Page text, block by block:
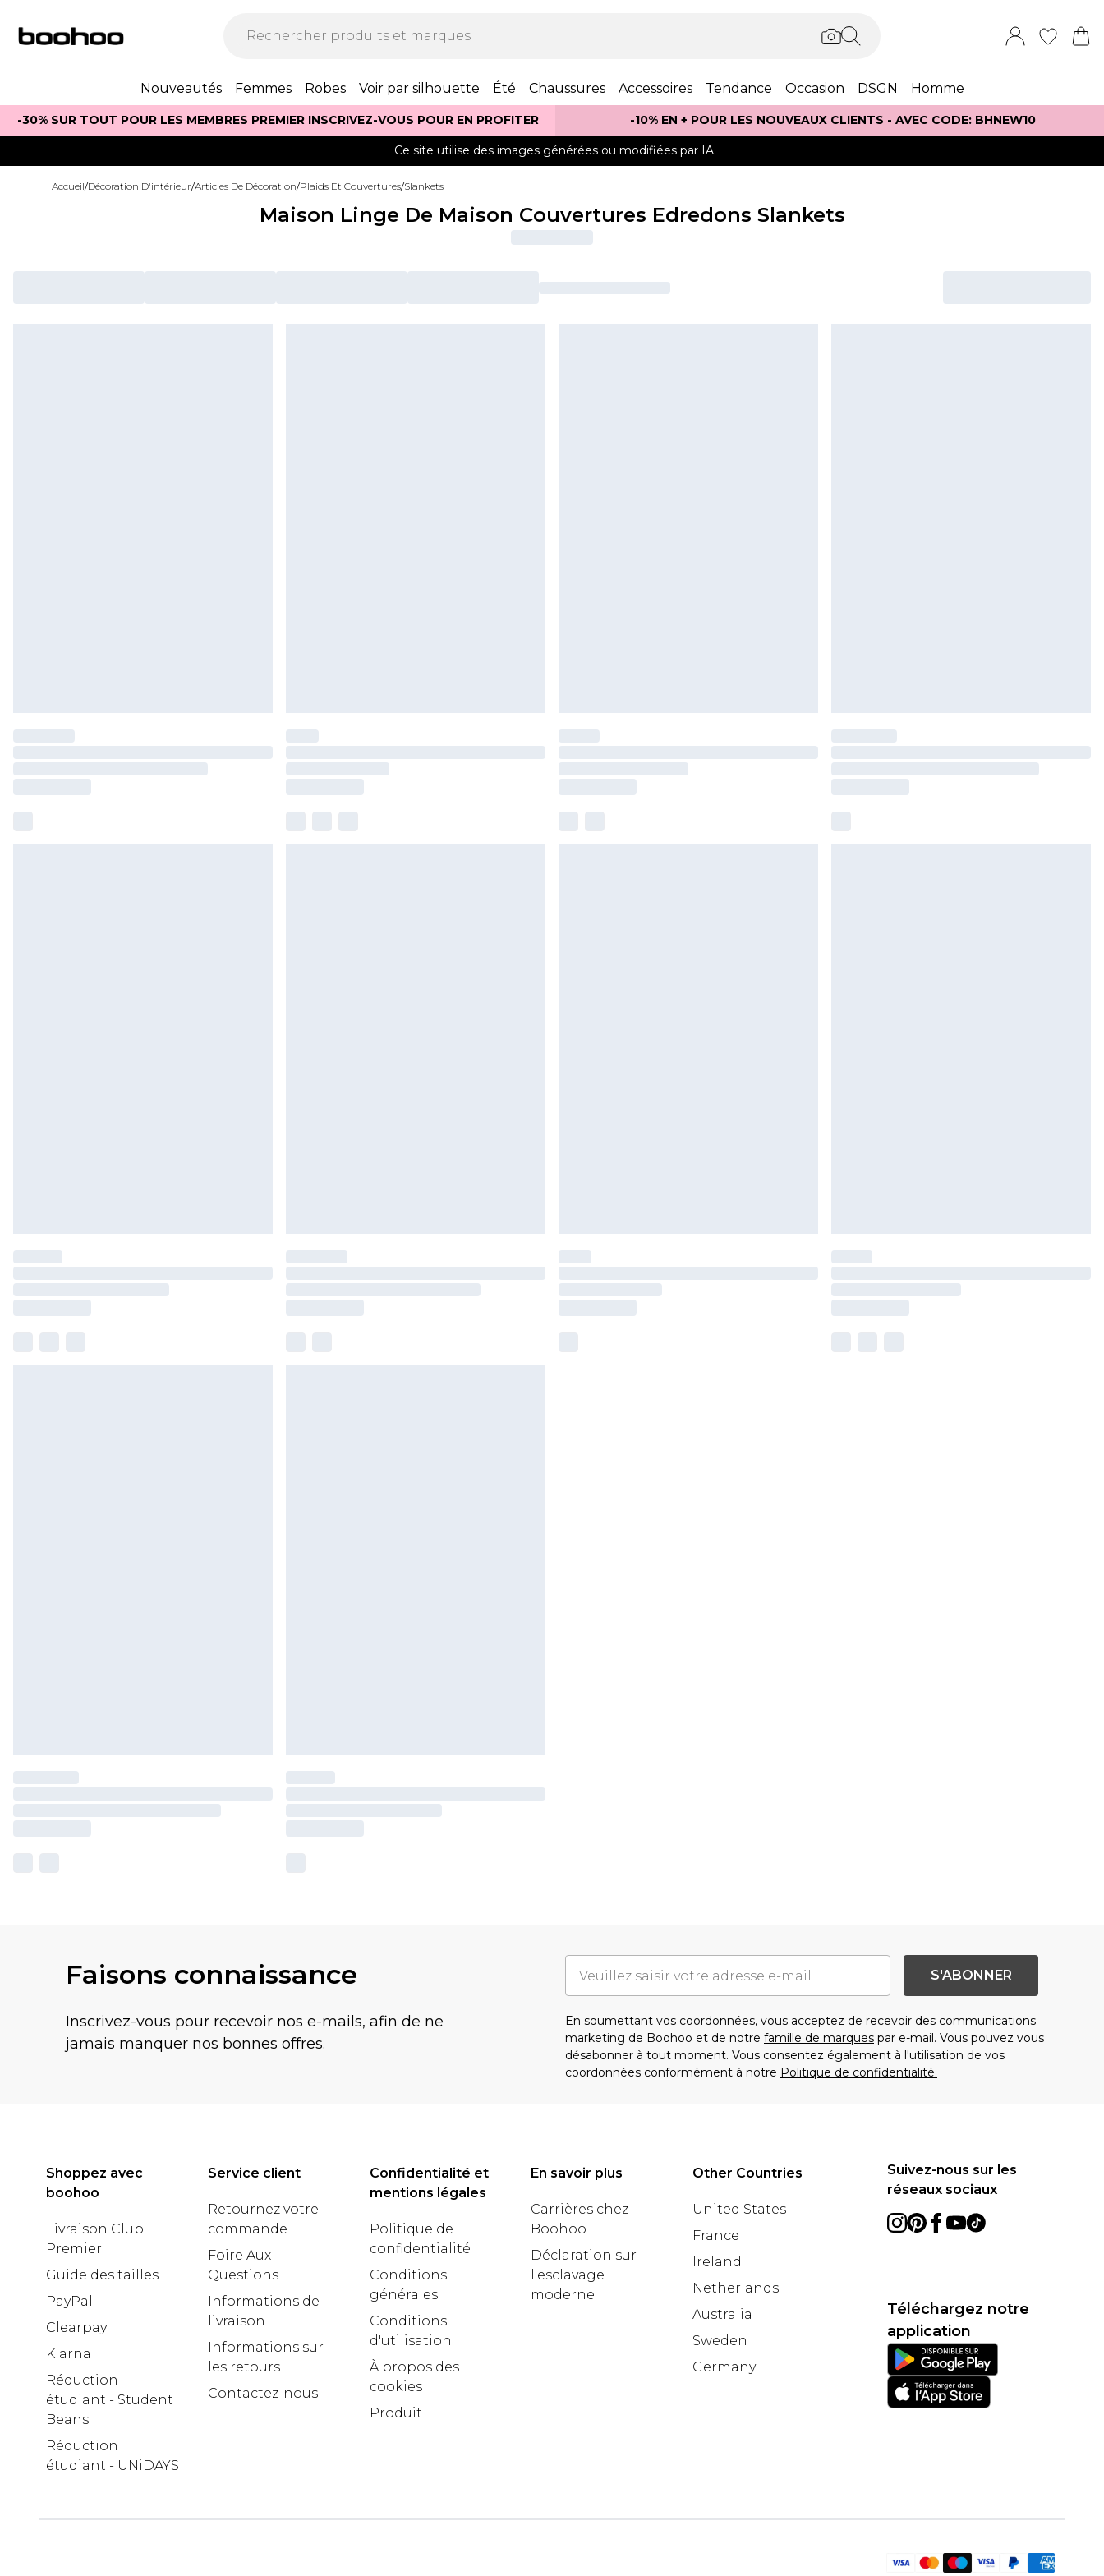
Nouveautés Femmes Robes Voir par silhouette Été Chaussures Accessoires Tendance Occasion DSGN Homme
-30% SUR TOUT POUR LES MEMBRES PREMIER INSCRIVEZ-VOUS POUR EN PROFITER -10% EN + POUR LES NOUVEAUX CLIENTS - AVEC CODE: BHNEW10
Ce site utilise des images générées ou modifiées par IA.
Accueil/Décoration D'intérieur/Articles De Décoration/Plaids Et Couvertures/Slankets
Maison Linge De Maison Couvertures Edredons Slankets
Faisons connaissance
Inscrivez-vous pour recevoir nos e-mails, afin de ne
jamais manquer nos bonnes offres.
S'ABONNER
En soumettant vos coordonnées, vous acceptez de recevoir des communications
marketing de Boohoo et de notre famille de marques par e-mail. Vous pouvez vous
désabonner à tout moment. Vous consentez également à l'utilisation de vos
coordonnées conformément à notre Politique de confidentialité.
Shoppez avec
boohoo
Livraison Club
Premier
Guide des tailles
PayPal
Clearpay
Klarna
Réduction
étudiant - Student
Beans
Réduction
étudiant - UNiDAYS
Service client
Retournez votre
commande
Foire Aux
Questions
Informations de
livraison
Informations sur
les retours
Contactez-nous
Confidentialité et
mentions légales
Politique de
confidentialité
Conditions
générales
Conditions
d'utilisation
À propos des
cookies
Produit
En savoir plus
Carrières chez
Boohoo
Déclaration sur
l'esclavage
moderne
Other Countries
United States
France
Ireland
Netherlands
Australia
Sweden
Germany
Suivez-nous sur les
réseaux sociaux
Téléchargez notre
application